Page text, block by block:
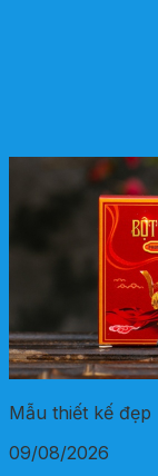
Mẫu thiết kế đẹp
09/08/2026